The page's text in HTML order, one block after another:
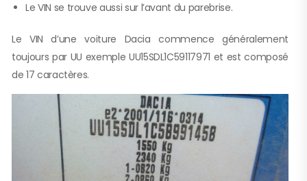
Le VIN se trouve aussi sur l’avant du parebrise.
Le VIN d’une voiture Dacia commence généralement
toujours par UU exemple UU15SDL1C59117971 et est composé
de 17 caractères.